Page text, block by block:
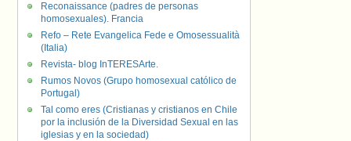
Reconaissance (padres de personas
homosexuales). Francia
Refo – Rete Evangelica Fede e Omosessualità
(Italia)
Revista- blog InTERESArte.
Rumos Novos (Grupo homosexual católico de
Portugal)
Tal como eres (Cristianas y cristianos en Chile
por la inclusión de la Diversidad Sexual en las
iglesias y en la sociedad)